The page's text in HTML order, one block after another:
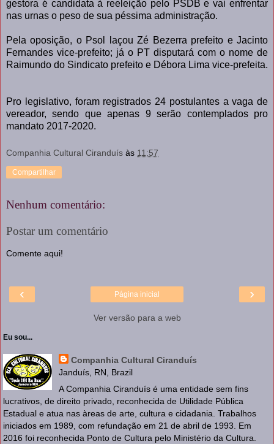
gestora é candidata à reeleição pelo PSDB e vai enfrentar
nas urnas o peso de sua péssima administração.
Pela oposição, o Psol laçou Zé Bezerra prefeito e Jacinto
Fernandes vice-prefeito; já o PT disputará com o nome de
Raimundo do Sindicato prefeito e Débora Lima vice-prefeita.
Pro legislativo, foram registrados 24 postulantes a vaga de
vereador, sendo que apenas 9 serão contemplados pro
mandato 2017-2020.
Companhia Cultural Ciranduís às 11:57
Compartilhar
Nenhum comentário:
Postar um comentário
Comente aqui!
‹ ›
Página inicial
Ver versão para a web
Eu sou...
Companhia Cultural Ciranduís
Janduís, RN, Brazil
A Companhia Ciranduís é uma entidade sem fins
lucrativos, de direito privado, reconhecida de Utilidade Pública
Estadual e atua nas àreas de arte, cultura e cidadania. Trabalhos
iniciados em 1989, com refundação em 21 de abril de 1993. Em
2016 foi reconhecida Ponto de Cultura pelo Ministério da Cultura.